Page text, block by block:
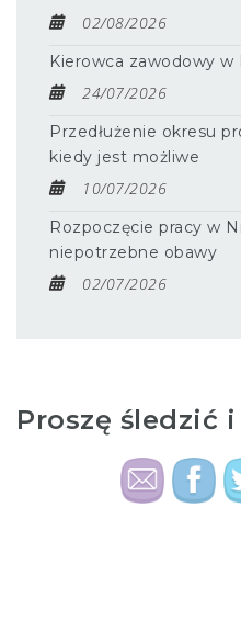
02/08/2026
Kierowca zawodowy w
24/07/2026
Przedłużenie okresu
kiedy jest możliwe
10/07/2026
Rozpoczęcie pracy w
niepotrzebne obawy
02/07/2026
Proszę śledzić